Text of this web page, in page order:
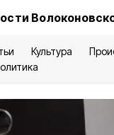
Культура